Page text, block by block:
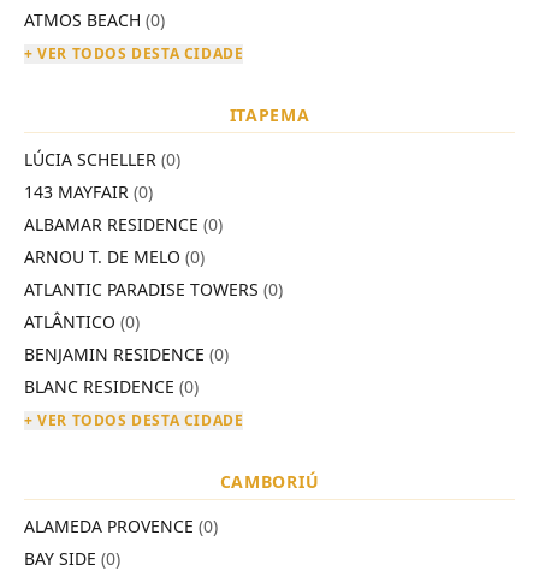
ATMOS BEACH (0)
+ VER TODOS DESTA CIDADE
ITAPEMA
LÚCIA SCHELLER (0)
143 MAYFAIR (0)
ALBAMAR RESIDENCE (0)
ARNOU T. DE MELO (0)
ATLANTIC PARADISE TOWERS (0)
ATLÂNTICO (0)
BENJAMIN RESIDENCE (0)
BLANC RESIDENCE (0)
+ VER TODOS DESTA CIDADE
CAMBORIÚ
ALAMEDA PROVENCE (0)
BAY SIDE (0)